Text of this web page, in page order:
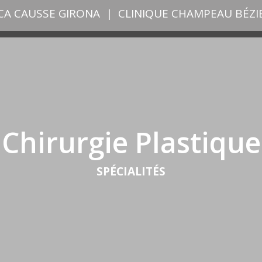
CAUSSE GIRONA | CLINIQUE CHAMPEAU
Chirurgie Plastique
SPÉCIALITÉS